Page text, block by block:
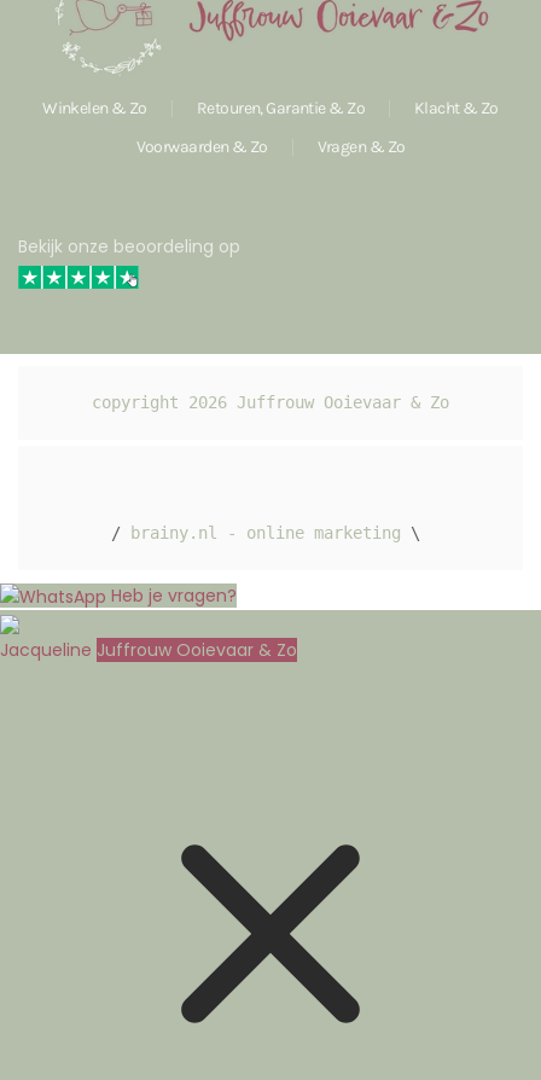
Winkelen & Zo Retouren, Garantie & Zo
Klacht & Zo
Voorwaarden & Zo
Vragen & Zo
Bekijk onze beoordeling op
copyright 2026 Juffrouw Ooievaar & Zo
/ brainy.nl - online marketing \
Heb je vragen?
Jacqueline Juffrouw Ooievaar & Zo